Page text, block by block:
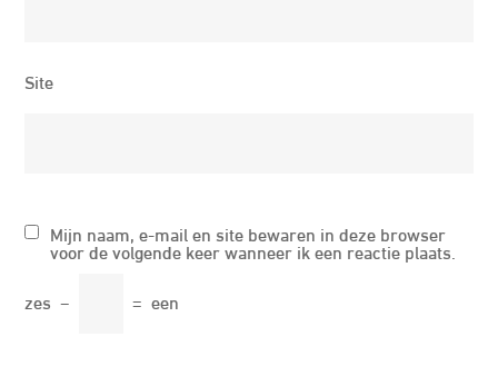
Site
Mijn naam, e-mail en site bewaren in deze browser
voor de volgende keer wanneer ik een reactie plaats.
zes − = een